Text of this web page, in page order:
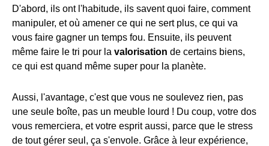
D'abord, ils ont l'habitude, ils savent quoi faire, comment
manipuler, et où amener ce qui ne sert plus, ce qui va
vous faire gagner un temps fou. Ensuite, ils peuvent
même faire le tri pour la valorisation de certains biens,
ce qui est quand même super pour la planète.
Aussi, l'avantage, c'est que vous ne soulevez rien, pas
une seule boîte, pas un meuble lourd ! Du coup, votre dos
vous remerciera, et votre esprit aussi, parce que le stress
de tout gérer seul, ça s'envole. Grâce à leur expérience,